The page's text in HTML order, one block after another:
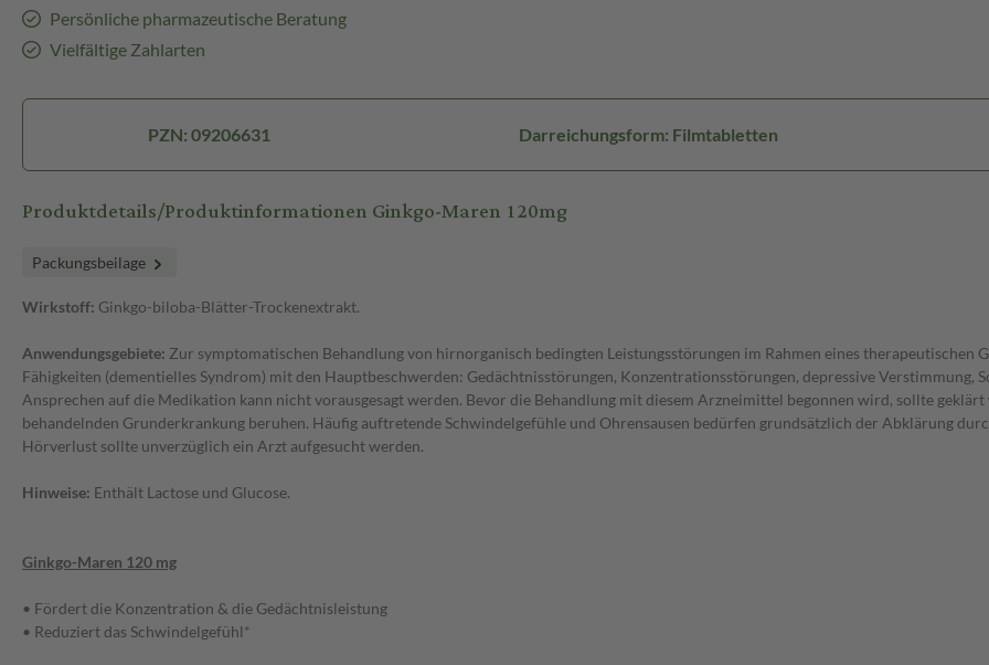
Persönliche pharmazeutische Beratung
Vielfältige Zahlarten
PZN: 09206631 Darreichungsform: Filmtabletten
Produktdetails/Produktinformationen Ginkgo-Maren 120mg
Packungsbeilage
Wirkstoff: Ginkgo-biloba-Blätter-Trockenextrakt.
Anwendungsgebiete: Zur symptomatischen Behandlung von hirnorganisch bedingten Leistungsstörungen im Rahmen eines therapeutischen
Fähigkeiten (dementielles Syndrom) mit den Hauptbeschwerden: Gedächtnisstörungen, Konzentrationsstörungen, depressive Verstimmung,
Ansprechen auf die Medikation kann nicht vorausgesagt werden. Bevor die Behandlung mit diesem Arzneimittel begonnen wird, sollte
behandelnden Grunderkrankung beruhen. Häufig auftretende Schwindelgefühle und Ohrensausen bedürfen grundsätzlich der Abklärung
Hörverlust sollte unverzüglich ein Arzt aufgesucht werden.
Hinweise: Enthält Lactose und Glucose.
Ginkgo-Maren 120 mg
• Fördert die Konzentration & die Gedächtnisleistung
• Reduziert das Schwindelgefühl*